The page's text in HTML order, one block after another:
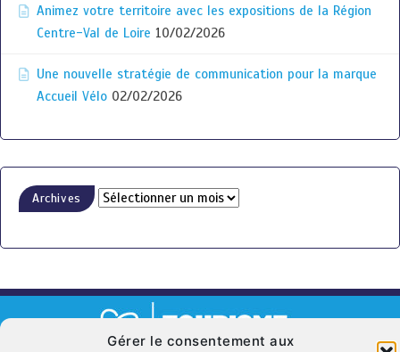
Gérer le consentement aux
Animez votre territoire avec les expositions de la Région
Centre-Val de Loire 10/02/2026
Une nouvelle stratégie de communication pour la marque
Accueil Vélo 02/02/2026
Archives